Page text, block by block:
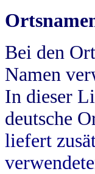
Bei den
Namen
In dieser
deutsche
liefert